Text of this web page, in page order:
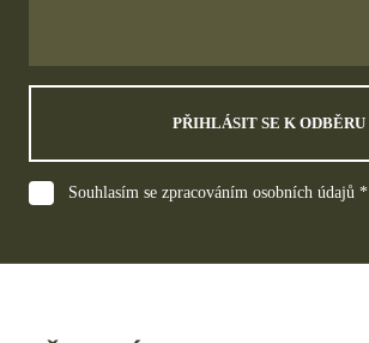
PŘIHLÁSIT SE K ODBĚRU
Souhlasím se zpracováním osobních údajů *